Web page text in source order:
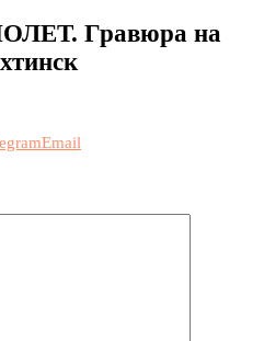
Гравюра на
Email